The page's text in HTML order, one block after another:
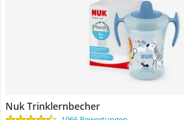
Nuk Trinklernbecher